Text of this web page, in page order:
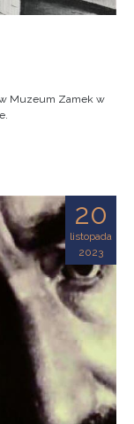
w Muzeum Zamek w
20
listopada
2023